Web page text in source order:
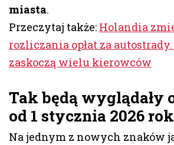
miasta.
Przeczytaj także: Holandia
rozliczania opłat za
zaskoczą wielu kierowców
Tak będą wyglądały
od 1 stycznia 2026
Na jednym z nowych znaków